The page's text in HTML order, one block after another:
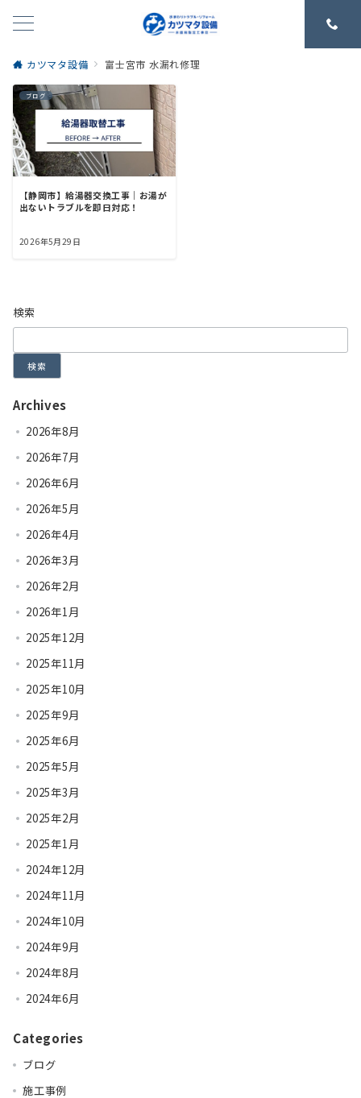
カツマタ設備 富士宮市 水漏れ修理
ブログ
【静岡市】給湯器交換工事｜お湯が
出ないトラブルを即日対応！
2026年5月29日
検索
検索
Archives
2026年8月
2026年7月
2026年6月
2026年5月
2026年4月
2026年3月
2026年2月
2026年1月
2025年12月
2025年11月
2025年10月
2025年9月
2025年6月
2025年5月
2025年3月
2025年2月
2025年1月
2024年12月
2024年11月
2024年10月
2024年9月
2024年8月
2024年6月
Categories
ブログ
施工事例